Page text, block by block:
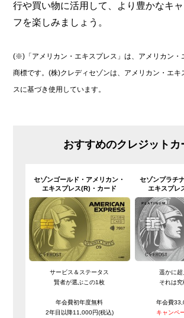
行や買い物に活用して、より豊かなキ
フを楽しみましょう。
(※)「アメリカン・エキスプレス」は、アメリカン・
商標です。(株)クレディセゾンは、アメリカン・エキ
スに基づき使用しています。
おすすめのクレジットカ
セゾンゴールド・ アメリカン・
エキスプレス(R)・ カード
サービス＆ステータス
賢者が選ぶこの1枚
年会費初年度無料
2年目以降11,000円(税込)
セゾンプラチ
エキスプレ
遥かに超
それは究
年会費
キャンペ